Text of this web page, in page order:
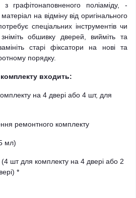
з графітонаповненого поліаміду, -
на відміну від оригінального
спеціальних інструментів чи
обшивку дверей, вийміть та
старі фіксатори на нові та
порядку.
входить:
на 4 двері або 4 шт, для
ремонтного комплекту
мл)
шт для комплекту на 4 двері або 2
*